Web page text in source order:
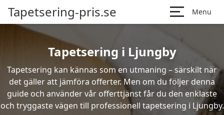
Tapetsering-pris.se Menu
Tapetsering i Ljungby
Tapetsering kan kännas som en utmaning – särskilt när
det gäller att jämföra offerter. Men om du följer denna
guide och använder vår offerttjänst får du den enklaste
och tryggaste vägen till professionell tapetsering i Ljungby.